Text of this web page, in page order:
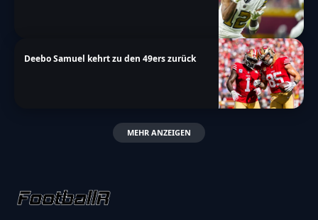
Deebo Samuel kehrt zu den 49ers zurück
MEHR ANZEIGEN